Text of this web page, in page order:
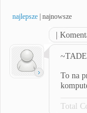
najlepsze najnowsze
|
To na
Total